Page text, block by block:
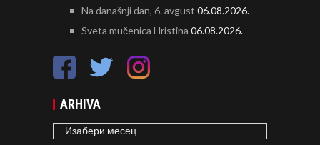
Na današnji dan, 6. avgust 06.08.2026.
Sveta mučenica Hristina 06.08.2026.
ARHIVA
ARHIVA